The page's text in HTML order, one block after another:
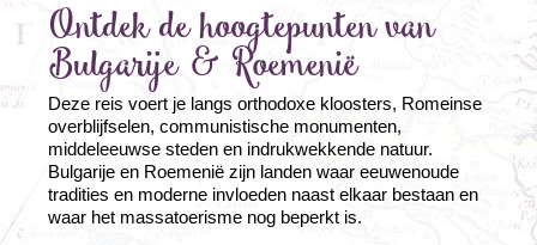
Ontdek de hoogtepunten van
Bulgarije & Roemenië
Deze reis voert je langs orthodoxe kloosters, Romeinse
overblijfselen, communistische monumenten,
middeleeuwse steden en indrukwekkende natuur.
Bulgarije en Roemenië zijn landen waar eeuwenoude
tradities en moderne invloeden naast elkaar bestaan en
waar het massatoerisme nog beperkt is.